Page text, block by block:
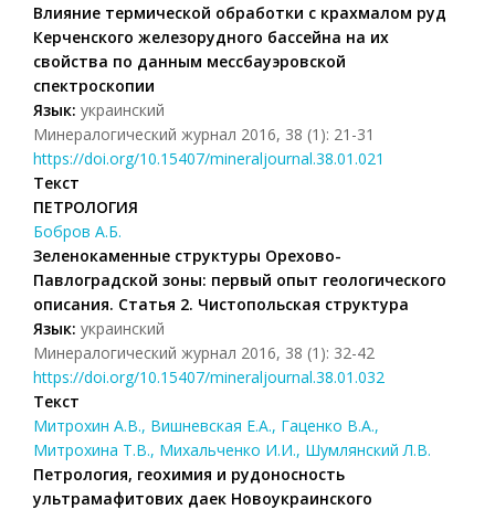
Влияние термической обработки с крахмалом руд
Керченского железорудного бассейна на их
свойства по данным мессбауэровской
спектроскопии
Язык: украинский
Минералогический журнал 2016, 38 (1): 21-31
https://doi.org/10.15407/mineraljournal.38.01.021
Текст
ПЕТРОЛОГИЯ
Бобров А.Б.
Зеленокаменные структуры Орехово-
Павлоградской зоны: первый опыт геологического
описания. Статья 2. Чистопольская структура
Язык: украинский
Минералогический журнал 2016, 38 (1): 32-42
https://doi.org/10.15407/mineraljournal.38.01.032
Текст
Митрохин А.В., Вишневская Е.А., Гаценко В.А.,
Митрохина Т.В., Михальченко И.И., Шумлянский Л.В.
Петрология, геохимия и рудоносность
ультрамафитових даек Новоукраинского